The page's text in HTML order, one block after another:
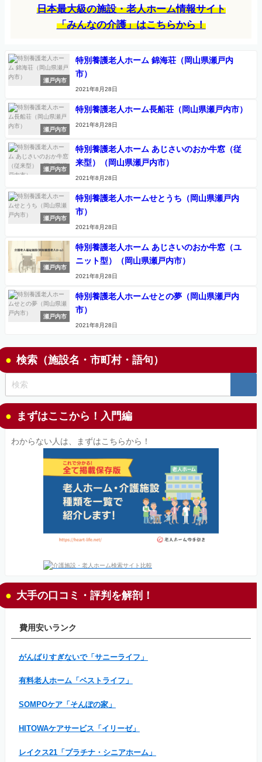
日本最大級の施設・老人ホーム情報サイト
「みんなの介護」はこちらから！
瀬戸内市
特別養護老人ホーム 錦海荘（岡山県瀬戸内
市）
2021年8月28日
瀬戸内市
特別養護老人ホーム長船荘（岡山県瀬戸内市）
2021年8月28日
瀬戸内市
特別養護老人ホーム あじさいのおか牛窓（従
来型）（岡山県瀬戸内市）
2021年8月28日
瀬戸内市
特別養護老人ホームせとうち（岡山県瀬戸内
市）
2021年8月28日
瀬戸内市
特別養護老人ホーム あじさいのおか牛窓（ユ
ニット型）（岡山県瀬戸内市）
2021年8月28日
瀬戸内市
特別養護老人ホームせとの夢（岡山県瀬戸内
市）
2021年8月28日
検索（施設名・市町村・語句）
まずはここから！入門編
わからない人は、まずはこちらから！
大手の口コミ・評判を解剖！
費用安いランク
がんばりすぎないで「サニーライフ」
有料老人ホーム「ベストライフ」
SOMPOケア「そんぽの家」
HITOWAケアサービス「イリーゼ」
レイクス21「プラチナ・シニアホーム」